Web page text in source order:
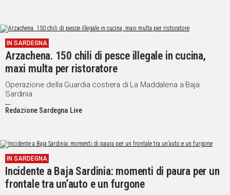
IN SARDEGNA
Arzachena. 150 chili di pesce illegale in cucina,
maxi multa per ristoratore
Operazione della Guardia costiera di La Maddalena a Baja
Sardinia
Redazione Sardegna Live
IN SARDEGNA
Incidente a Baja Sardinia: momenti di paura per un
frontale tra un’auto e un furgone